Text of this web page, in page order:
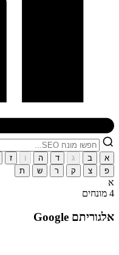
א ב ג ד ה ו ז
פ
צ ק ר ש ת
א
4 מונחים
אלגוריתם Google